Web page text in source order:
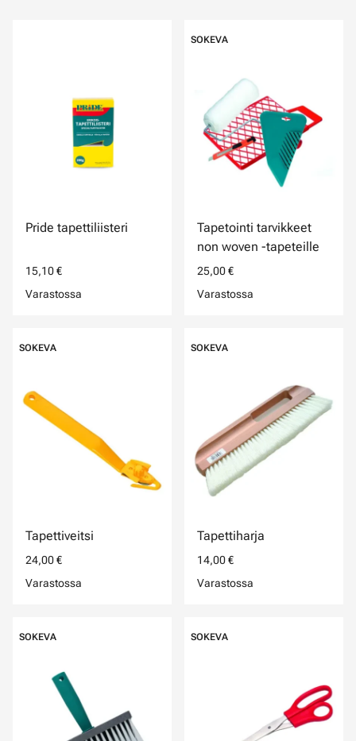
Pride tapettiliisteri
15,10 €
Varastossa
SOKEVA
Tapetointi tarvikkeet
non woven -tapeteille
25,00 €
Varastossa
SOKEVA
Tapettiveitsi
24,00 €
Varastossa
SOKEVA
Tapettiharja
14,00 €
Varastossa
SOKEVA SOKEVA